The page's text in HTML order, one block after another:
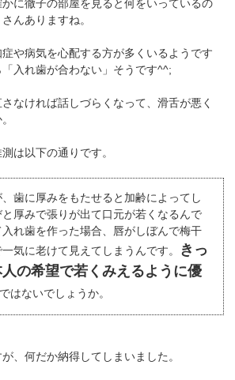
に徹子の部屋を見ると何をいっているの
んありますね。
や病気を心配する方が多くいるようです
入れ歯が合わない」そうです^^;
なければ話しづらくなって、滑舌が悪く
は以下の通りです。
歯に厚みをもたせると加齢によってし
厚みで張りが出て口元が若くなるんで
れ歯を作った場合、唇がしぼんで梅干
気に老けて見えてしまうんです。
きっ
の希望で若くみえるように優
はないでしょうか。
、何だか納得してしまいました。